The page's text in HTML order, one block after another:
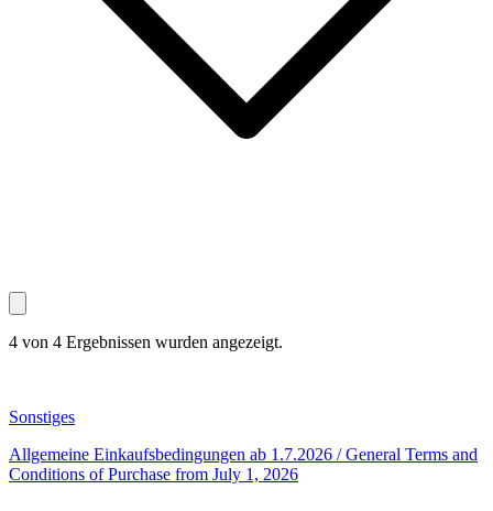
4 von 4 Ergebnissen wurden angezeigt.
Sonstiges
Allgemeine Einkaufsbedingungen ab 1.7.2026 / General Terms and
Conditions of Purchase from July 1, 2026